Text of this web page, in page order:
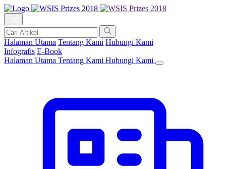
Halaman Utama Tentang Kami Hubungi Kami
Infografis E-Book
Halaman Utama Tentang Kami Hubungi Kami